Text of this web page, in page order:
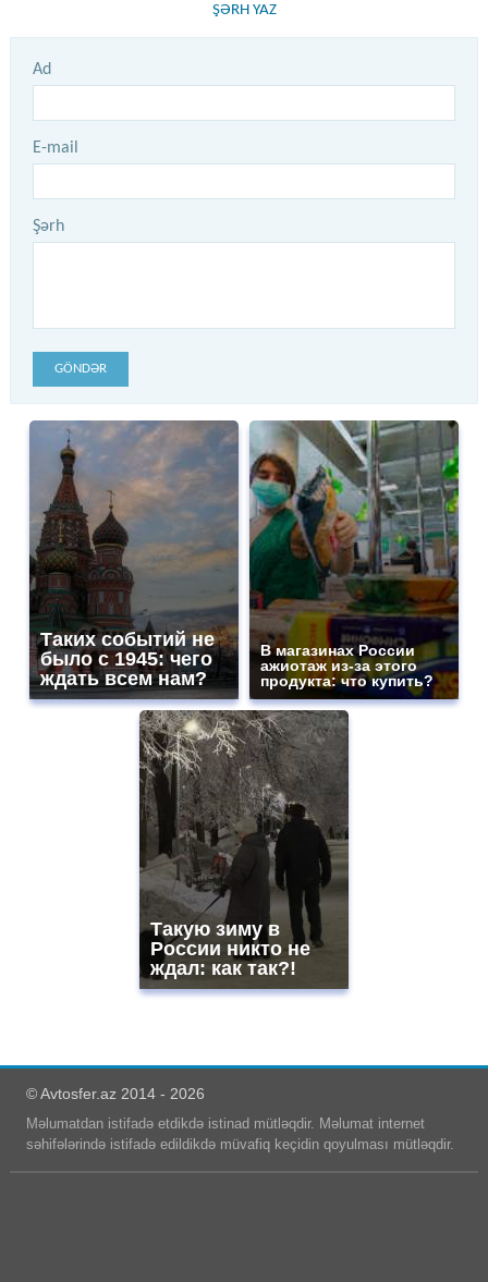
ŞƏRH YAZ
Ad
E-mail
Şərh
GÖNDƏR
Таких событий не
было с 1945: чего
ждать всем нам?
В магазинах России
ажиотаж из-за этого
продукта: что купить?
Такую зиму в
России никто не
ждал: как так?!
© Avtosfer.az 2014 - 2026
Məlumatdan istifadə etdikdə istinad mütləqdir. Məlumat internet
səhifələrində istifadə edildikdə müvafiq keçidin qoyulması mütləqdir.